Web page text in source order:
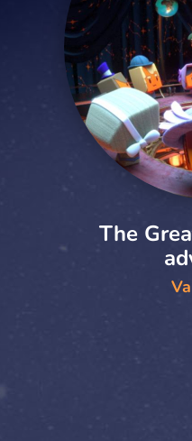
The